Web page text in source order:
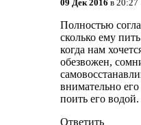
09 Дек 2016 в 20:27
Полностью
сколько ему
когда нам
обезвожен,
внимательно
поить его водой.
Ответить